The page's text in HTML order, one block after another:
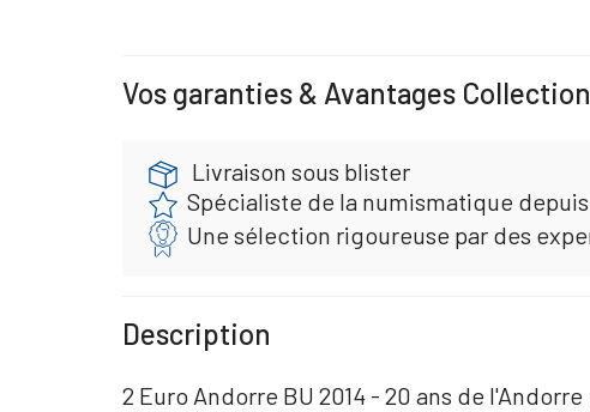
Vos garanties & Avantages
Livraison sous blister
Spécialiste de la numismatique
Une sélection rigoureuse par des
Description
2 Euro Andorre BU 2014 - 20 ans de